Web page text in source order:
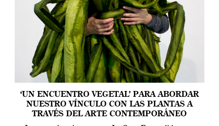
‘UN ENCUENTRO VEGETAL’ PARA ABORDAR
NUESTRO VÍNCULO CON LAS PLANTAS A
TRAVÉS DEL ARTE CONTEMPORÁNEO